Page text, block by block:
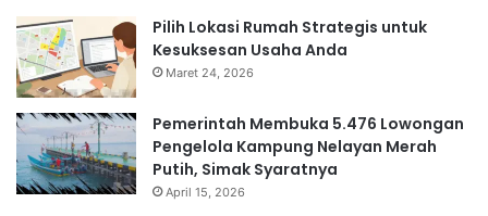
Pilih Lokasi Rumah Strategis untuk
Kesuksesan Usaha Anda
Maret 24, 2026
Pemerintah Membuka 5.476 Lowongan
Pengelola Kampung Nelayan Merah
Putih, Simak Syaratnya
April 15, 2026